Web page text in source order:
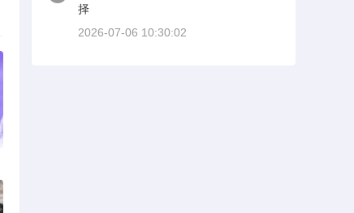
择
2026-07-06 10:30:02